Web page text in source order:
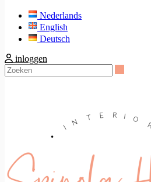
Nederlands
English
Deutsch
inloggen